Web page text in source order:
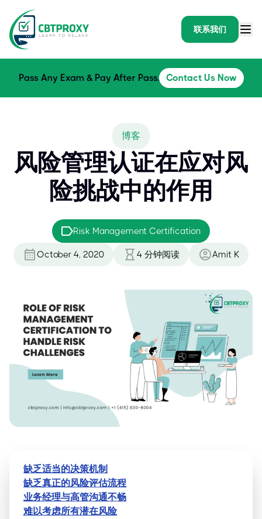
联系我们
Pass Any Exam & Pay After Pass. Contact Us Now
博客
风险管理认证在应对风
险挑战中的作用
Risk Management Certification
October 4, 2020 4 分钟阅读 Amit K
缺乏适当的决策机制
缺乏真正的风险评估流程
业务经理与高管沟通不畅
难以考虑所有潜在风险